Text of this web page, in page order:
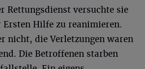
Rettungsdienst versuchte sie
Ersten Hilfe zu reanimieren.
nicht, die Verletzungen waren
Die Betroffenen starben